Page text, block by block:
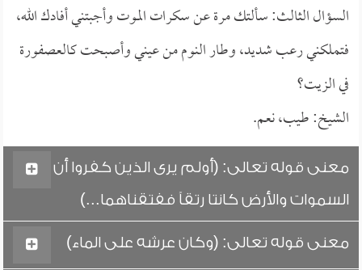
السؤال الثالث: سألتك مرة عن سكرات الموت وأجبتني أفادك الله،
فتملكني رعب شديد، وطار النوم من عيني وأصبحت كالعصفورة
في الزيت؟
الشيخ: طيب، نعم.
معنى قوله تعالى: (أولم يرى الذين كفروا أن
السموات والأرض كانتا رتقاً ففتقناهما...)
معنى قوله تعالى: (وكان عرشه على الماء)